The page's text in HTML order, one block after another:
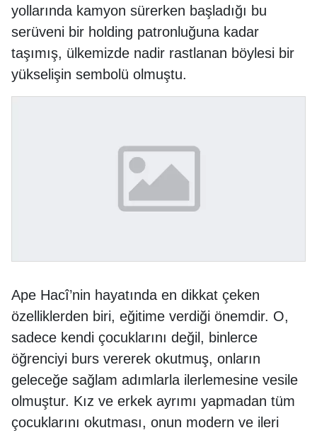
yollarında kamyon sürerken başladığı bu
serüveni bir holding patronluğuna kadar
taşımış, ülkemizde nadir rastlanan böylesi bir
yükselişin sembolü olmuştu.
Ape Hacî’nin hayatında en dikkat çeken
özelliklerden biri, eğitime verdiği önemdir. O,
sadece kendi çocuklarını değil, binlerce
öğrenciyi burs vererek okutmuş, onların
geleceğe sağlam adımlarla ilerlemesine vesile
olmuştur. Kız ve erkek ayrımı yapmadan tüm
çocuklarını okutması, onun modern ve ileri